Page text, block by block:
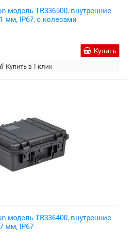
модель TR336500, внутренние
мм, IP67, с колесами
Купить
Купить в 1 клик
модель TR336400, внутренние
мм, IP67